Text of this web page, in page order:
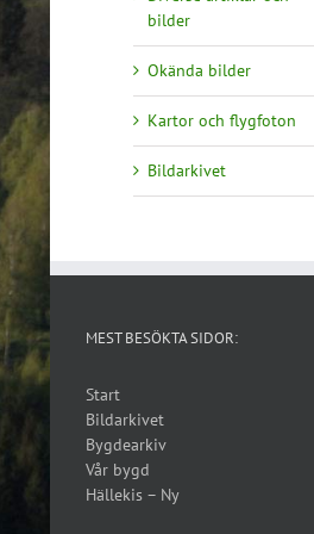
bilder
Okända bilder
Kartor och flygfoton
Bildarkivet
MEST BESÖKTA SIDOR:
Start
Bildarkivet
Bygdearkiv
Vår bygd
Hällekis – Ny